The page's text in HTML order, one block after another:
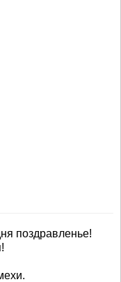
поздравленье!